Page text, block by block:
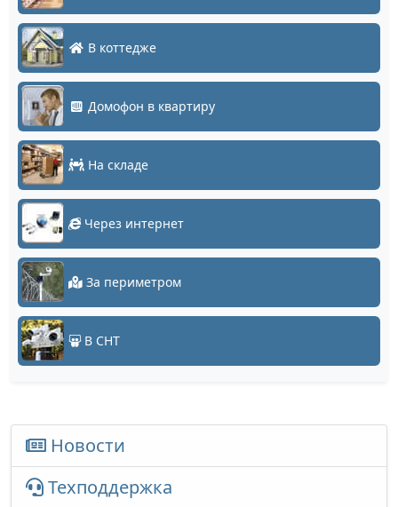
В коттедже
Домофон в квартиру
На складе
Через интернет
За периметром
В СНТ
Новости
Техподдержка